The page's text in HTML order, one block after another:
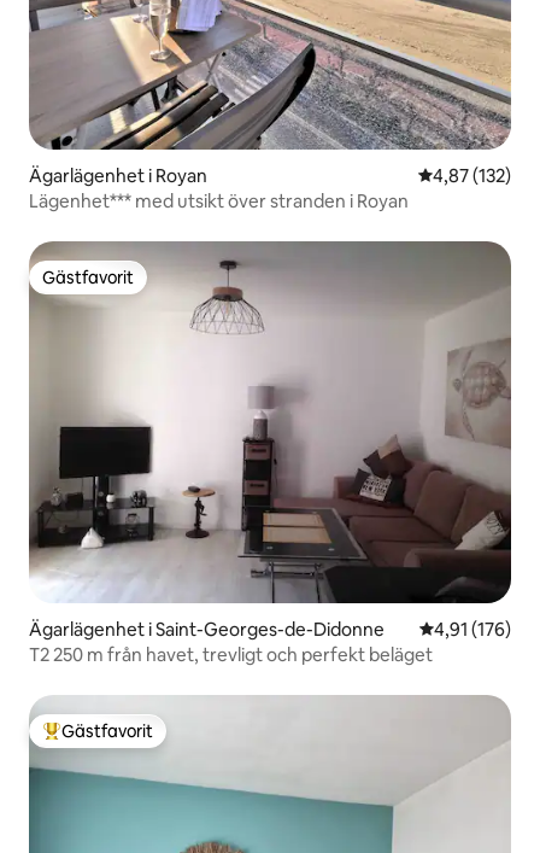
Ägarlägenhet i Royan 4,87 av 5 i
4,87 (132)
Lägenhet*** med utsikt över stranden i Royan
Gästfavorit
Gästfavorit
Ägarlägenhet i Saint-Georges-de-Didonne 4,91 av 5 i
4,91 (176)
T2 250 m från havet, trevligt och perfekt beläget
Populär gästfavorit
Gästfavorit